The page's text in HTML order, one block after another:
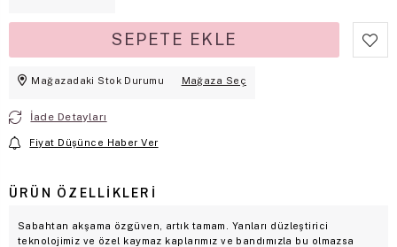
Mağazadaki Stok Durumu Mağaza Seç
İade Detayları
Fiyat Düşünce Haber Ver
ÜRÜN ÖZELLIKLERI
Sabahtan akşama özgüven, artık tamam. Yanları düzleştirici
teknolojimiz ve özel kaymaz kaplarımız ve bandımızla bu olmazsa